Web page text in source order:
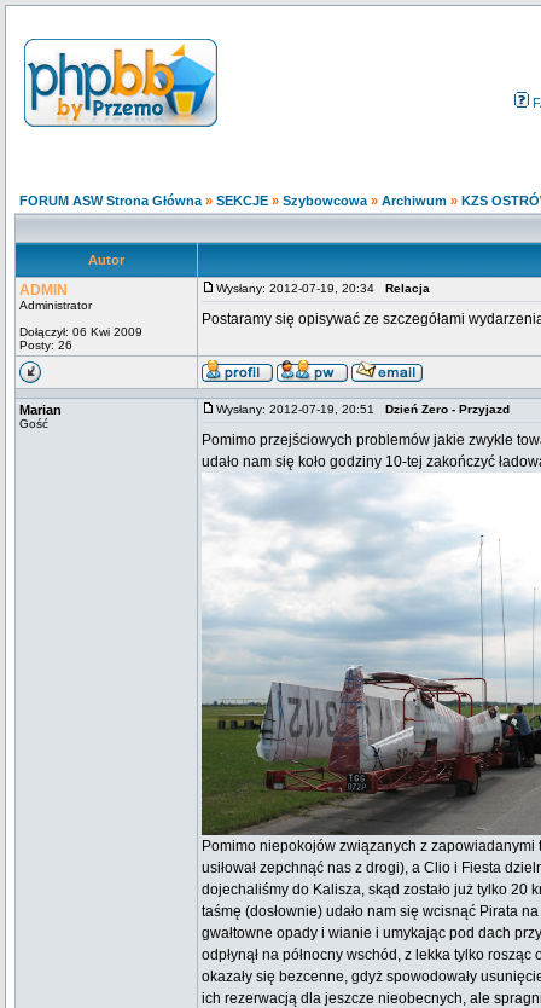
FORUM ASW Strona Główna » SEKCJE » Szybowcowa » Archiwum » KZS
Autor
ADMIN
Administrator
Dołączył: 06 Kwi 2009
Posty: 26
Wysłany: 2012-07-19, 20:34 Relacja
Postaramy się opisywać ze szczegółami
Marian
Gość
Wysłany: 2012-07-19, 20:51 Dzień Zero - Przyjazd
Pomimo przejściowych problemów jakie zwykle
udało nam się koło godziny 10-tej zakończyć
Pomimo niepokojów związanych z
usiłował zepchnąć nas z drogi), a Clio i Fiesta
dojechaliśmy do Kalisza, skąd zostało już tylko
taśmę (dosłownie) udało nam się wcisnąć Pirata
gwałtowne opady i wianie i umykając pod dach
odpłynął na północny wschód, z lekka tylko
okazały się bezcenne, gdyż spowodowały
ich rezerwacją dla jeszcze nieobecnych, ale